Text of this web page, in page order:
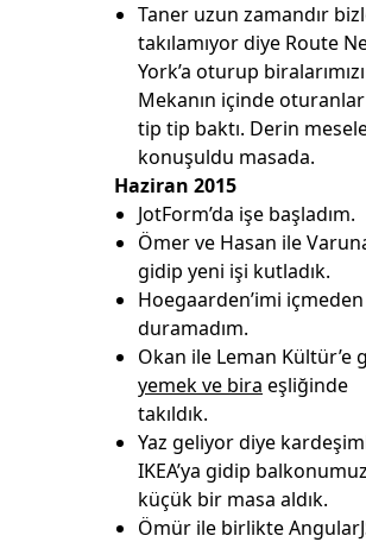
Taner uzun zamandır
takılamıyor diye Route
York’a oturup
Mekanın içinde
tip tip baktı. Derin
konuşuldu masada.
Haziran 2015
JotForm’da işe başladım.
Ömer ve Hasan ile
gidip yeni işi kutladık.
Hoegaarden’imi içmeden
duramadım.
Okan ile Leman Kültür’e
yemek ve bira eşliğinde
takıldık.
Yaz geliyor diye
IKEA’ya gidip
küçük bir masa aldık.
Ömür ile birlikte